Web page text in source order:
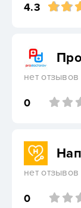
4.3
нет отзывов
0
нет отзывов
0